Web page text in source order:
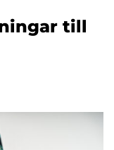
till